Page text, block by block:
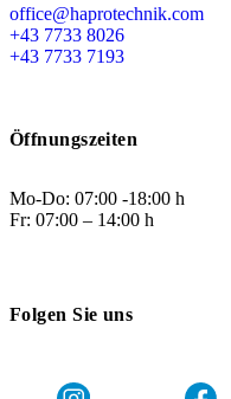
office@haprotechnik.com
+43 7733 8026
+43 7733 7193
Öffnungszeiten
Mo-Do: 07:00 -18:00 h
Fr: 07:00 – 14:00 h
Folgen Sie uns